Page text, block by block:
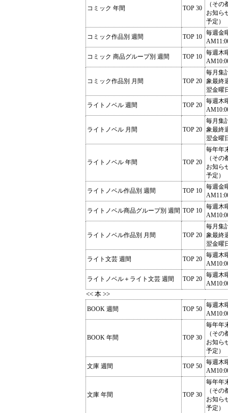
コミック 年間 TOP 30
（その
お知ら
予定）
コミック作品別 週間 TOP 10
毎週金
コミック 商品グループ別 週間 TOP 10
毎週木
コミック作品別 月間 TOP 20
毎月集
象最終
翌金曜
ライトノベル 週間 TOP 20
毎週木
ライトノベル 月間 TOP 20
毎月集
象最終
翌金曜
ライトノベル 年間 TOP 20
毎年年
（その
お知ら
予定）
ライトノベル作品別 週間 TOP 10
毎週金
ライトノベル商品グループ別 週間 TOP 10
毎週木
ライトノベル作品別 月間 TOP 20
毎月集
象最終
翌金曜
ライト文芸 週間 TOP 20
毎週木
ライトノベル＋ライト文芸 週間 TOP 20
毎週木
<< 本 >>
BOOK 週間 TOP 50
毎週木
BOOK 年間 TOP 30
毎年年
（その
お知ら
予定）
文庫 週間 TOP 50
毎週木
文庫 年間 TOP 30
毎年年
（その
お知ら
予定）